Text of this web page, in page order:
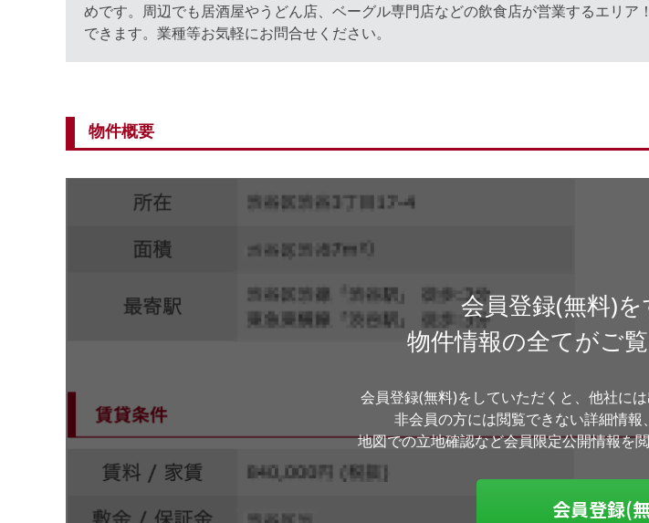
めです。周辺でも居酒屋やうどん店、ベーグル専門店などの飲食店が営業するエリ
できます。業種等お気軽にお問合せください。
物件概要
会員登録(無料)
物件情報の全てがご
会員登録(無料)をしていただくと、他社に
非会員の方には閲覧できない詳細情報
地図での立地確認など会員限定公開情報を
会員登録(